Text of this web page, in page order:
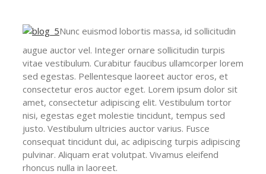
Nunc euismod lobortis massa, id sollicitudin
augue auctor vel. Integer ornare sollicitudin turpis
vitae vestibulum. Curabitur faucibus ullamcorper lorem
sed egestas. Pellentesque laoreet auctor eros, et
consectetur eros auctor eget. Lorem ipsum dolor sit
amet, consectetur adipiscing elit. Vestibulum tortor
nisi, egestas eget molestie tincidunt, tempus sed
justo. Vestibulum ultricies auctor varius. Fusce
consequat tincidunt dui, ac adipiscing turpis adipiscing
pulvinar. Aliquam erat volutpat. Vivamus eleifend
rhoncus nulla in laoreet.